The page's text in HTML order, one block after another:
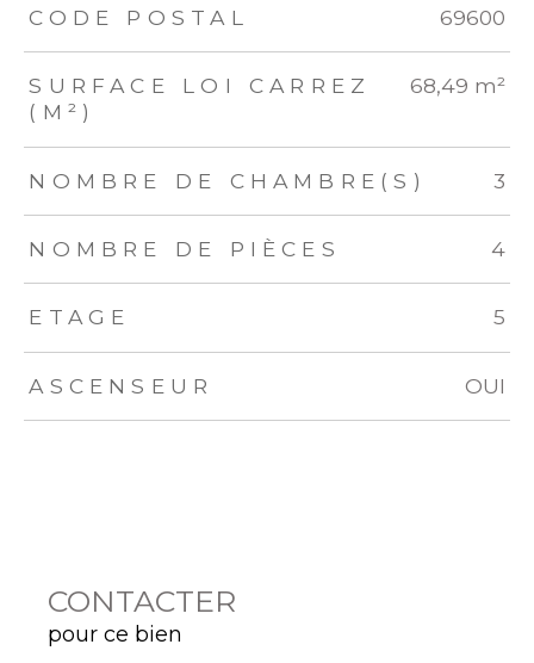
TRAD_ZEPHYR_Caracteristique TRAD_ZEPHYR_Valeurs
CODE POSTAL 69600
SURFACE LOI CARREZ
(M²)
68,49 m²
NOMBRE DE CHAMBRE(S) 3
NOMBRE DE PIÈCES 4
ETAGE 5
ASCENSEUR OUI
CONTACTER
pour ce bien